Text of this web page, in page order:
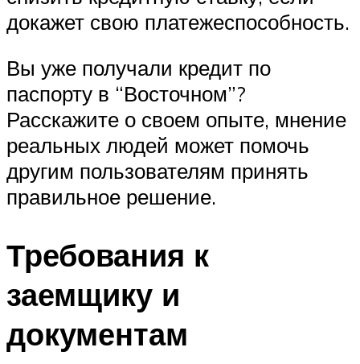
докажет свою платежеспособность.
Вы уже получали кредит по
паспорту в “Восточном”?
Расскажите о своем опыте, мнение
реальных людей может помочь
другим пользователям принять
правильное решение.
Требования к
заемщику и
документам